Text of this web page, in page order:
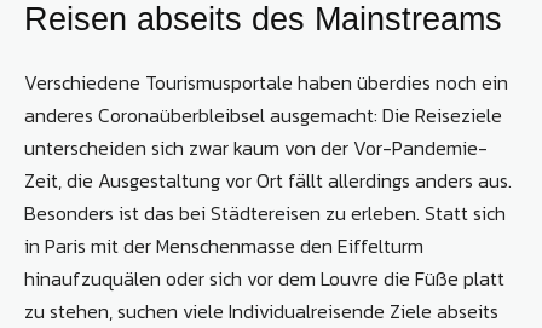
Reisen abseits des Mainstreams
Verschiedene Tourismusportale haben überdies noch ein
anderes Coronaüberbleibsel ausgemacht: Die Reiseziele
unterscheiden sich zwar kaum von der Vor-Pandemie-
Zeit, die Ausgestaltung vor Ort fällt allerdings anders aus.
Besonders ist das bei Städtereisen zu erleben. Statt sich
in Paris mit der Menschenmasse den Eiffelturm
hinaufzuquälen oder sich vor dem Louvre die Füße platt
zu stehen, suchen viele Individualreisende Ziele abseits